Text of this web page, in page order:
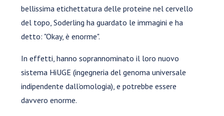
bellissima etichettatura delle proteine nel cervello
del topo, Soderling ha guardato le immagini e ha
detto: "Okay, è enorme".
In effetti, hanno soprannominato il loro nuovo
sistema HiUGE (ingegneria del genoma universale
indipendente dall’omologia), e potrebbe essere
davvero enorme.